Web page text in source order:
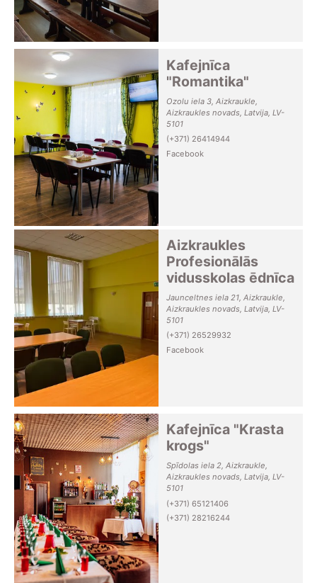
Kafejnīca
"Romantika"
Ozolu iela 3, Aizkraukle,
Aizkraukles novads, Latvija, LV-
5101
(+371) 26414944
Facebook
Aizkraukles
Profesionālās
vidusskolas ēdnīca
Jaunceltnes iela 21, Aizkraukle,
Aizkraukles novads, Latvija, LV-
5101
(+371) 26529932
Facebook
Kafejnīca "Krasta
krogs"
Spīdolas iela 2, Aizkraukle,
Aizkraukles novads, Latvija, LV-
5101
(+371) 65121406
(+371) 28216244